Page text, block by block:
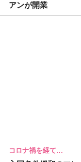
アンが開業
コロナ禍を経て…